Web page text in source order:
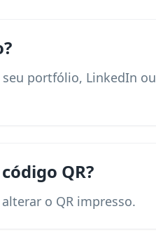
portfólio, LinkedIn ou
QR?
o QR impresso.